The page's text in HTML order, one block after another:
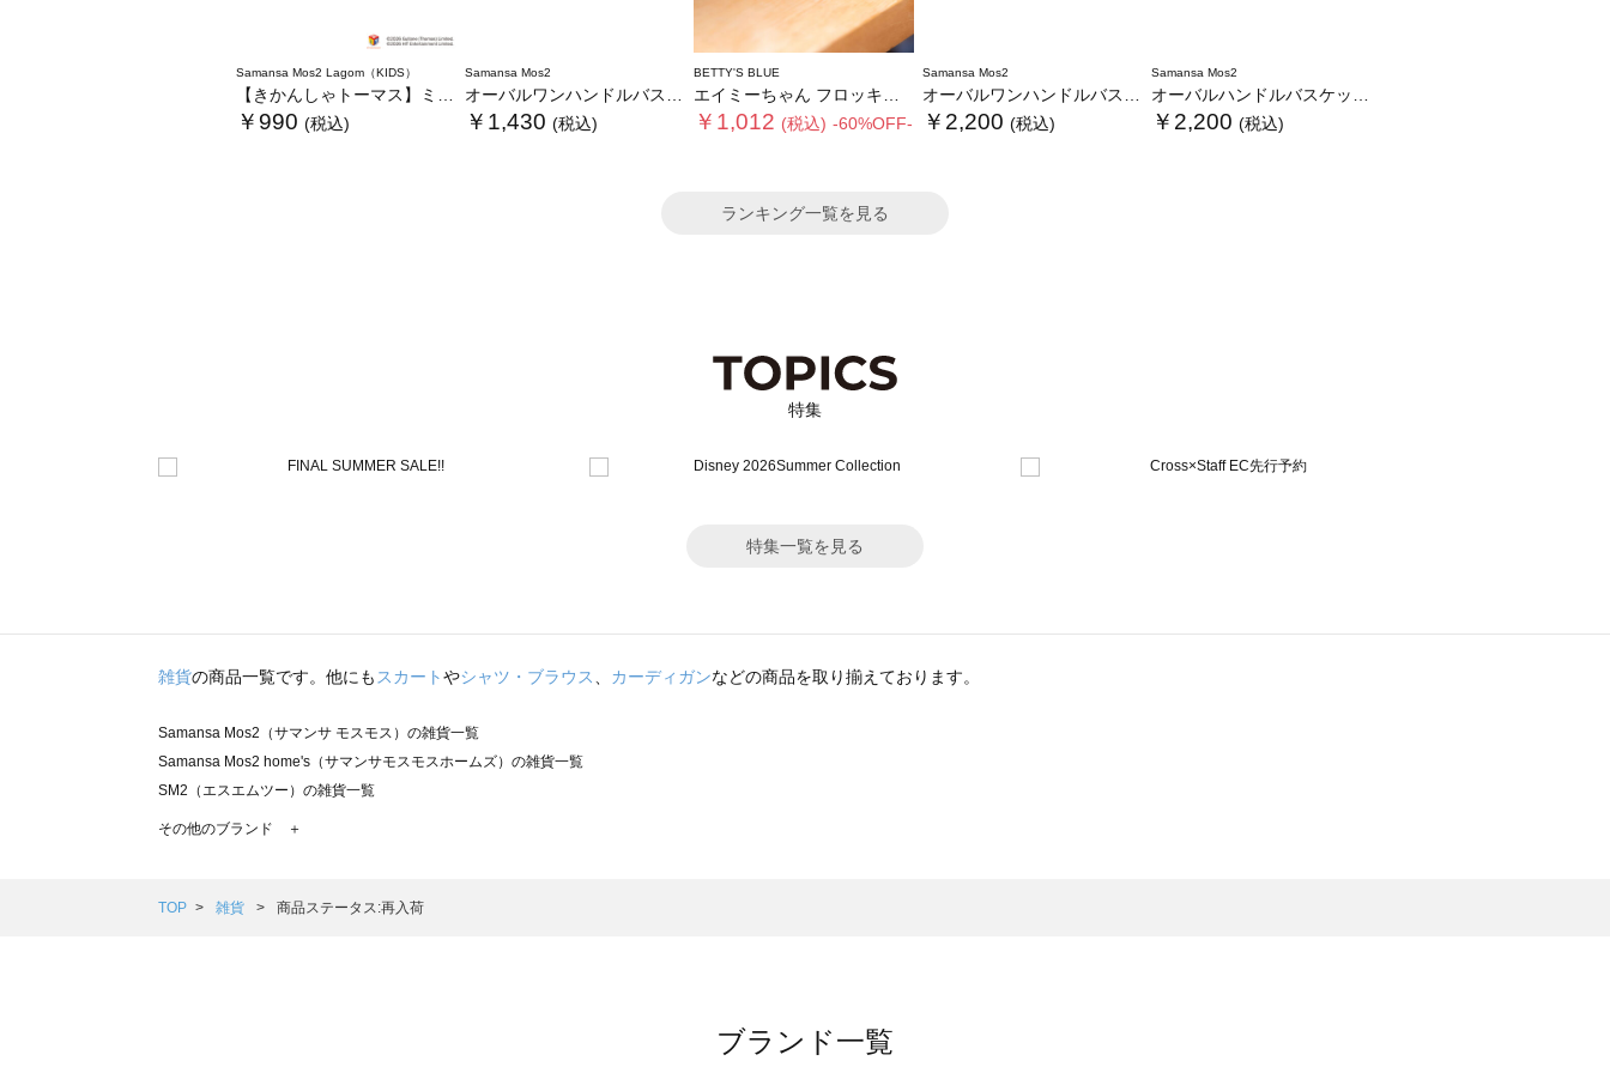
Samansa Mos2 Lagom（KIDS）
【きかんしゃトーマス】ミニタオル
￥990 (税込)
Samansa Mos2
オーバルワンハンドルバスケットS
￥1,430 (税込)
BETTY'S BLUE
エイミーちゃん フロッキーチャーム
￥1,012 (税込) -60%OFF-
Samansa Mos2
オーバルワンハンドルバスケットL
￥2,200 (税込)
Samansa Mos2
オーバルハンドルバスケットS
￥2,200 (税込)
ランキング一覧を見る
特集
特集一覧を見る
雑貨の商品一覧です。他にもスカートやシャツ・ブラウス、 カーディガンなどの商品を取り揃えております。
Samansa Mos2（サマンサ モスモス）の雑貨一覧
Samansa Mos2 home's（サマンサモスモスホームズ）の雑貨一覧
SM2（エスエムツー）の雑貨一覧
TSUHARU by Samansa Mos2（ツハルバイサマンサモスモス）の雑貨一覧
Samansa Mos2 Lagom（サマンサモスモス ラーゴム）の雑貨一覧
その他のブランド ＋
TOP 雑貨 商品ステータス:再入荷
ブランド一覧